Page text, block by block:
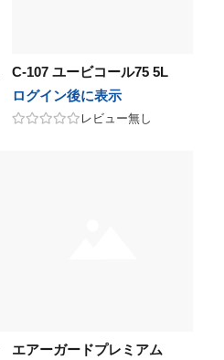
C-107 ユービコール75 5L
ログイン後に表示
レビュー無し
エアーガードプレミアム